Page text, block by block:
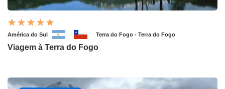
América do Sul Terra do Fogo - Terra do Fogo
Viagem à Terra do Fogo